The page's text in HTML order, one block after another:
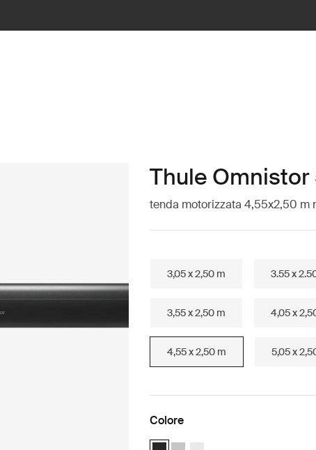
Thule
tenda motorizzata 4,55x2,50 m
3,05 x 2,50 m 3.55 x
3,55 x 2,50 m 4,05 x
4,55 x 2,50 m 5,05 x
Colore
Thule Omnistor 5200 Motorized
Thule Omnistor 5200 Motorized